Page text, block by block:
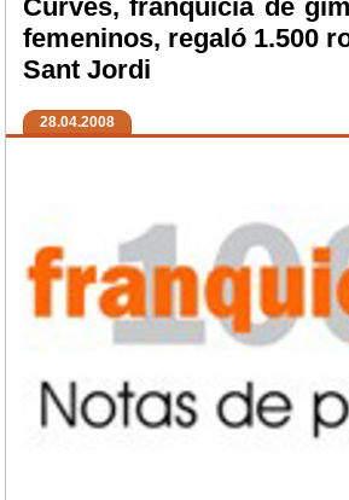
Curves, franquicia de
femeninos, regaló 1.500
Sant Jordi
28.04.2008